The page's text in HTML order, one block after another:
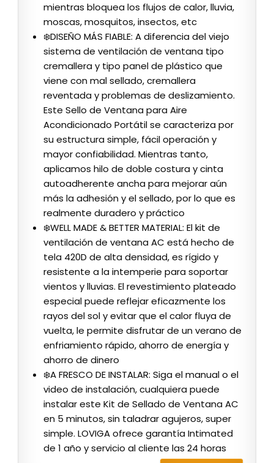
mientras bloquea los flujos de calor, lluvia,
moscas, mosquitos, insectos, etc
❄️DISEÑO MÁS FIABLE: A diferencia del viejo
sistema de ventilación de ventana tipo
cremallera y tipo panel de plástico que
viene con mal sellado, cremallera
reventada y problemas de deslizamiento.
Este Sello de Ventana para Aire
Acondicionado Portátil se caracteriza por
su estructura simple, fácil operación y
mayor confiabilidad. Mientras tanto,
aplicamos hilo de doble costura y cinta
autoadherente ancha para mejorar aún
más la adhesión y el sellado, por lo que es
realmente duradero y práctico
❄️WELL MADE & BETTER MATERIAL: El kit de
ventilación de ventana AC está hecho de
tela 420D de alta densidad, es rígido y
resistente a la intemperie para soportar
vientos y lluvias. El revestimiento plateado
especial puede reflejar eficazmente los
rayos del sol y evitar que el calor fluya de
vuelta, le permite disfrutar de un verano de
enfriamiento rápido, ahorro de energía y
ahorro de dinero
❄️A FRESCO DE INSTALAR: Siga el manual o el
video de instalación, cualquiera puede
instalar este Kit de Sellado de Ventana AC
en 5 minutos, sin taladrar agujeros, super
simple. LOVIGA ofrece garantía Intimated
de 1 año y servicio al cliente las 24 horas